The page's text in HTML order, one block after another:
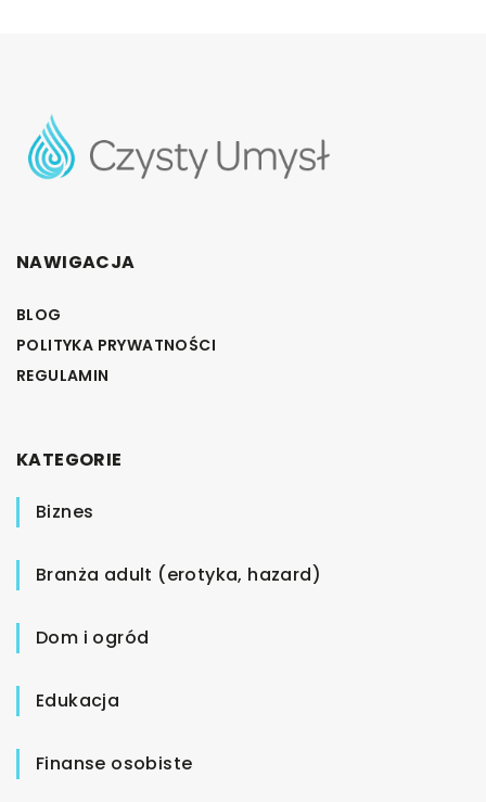
NAWIGACJA
BLOG
POLITYKA PRYWATNOŚCI
REGULAMIN
KATEGORIE
Biznes
Branża adult (erotyka, hazard)
Dom i ogród
Edukacja
Finanse osobiste